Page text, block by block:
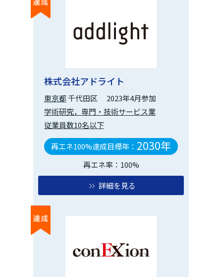
株式会社アドライト
東京都千代田区
2023年4月参加
学術研究，専門・技術サービス業
従業員数10名以下
再エネ100%達成目標年： 2030年
再エネ率：100%
詳細を見る